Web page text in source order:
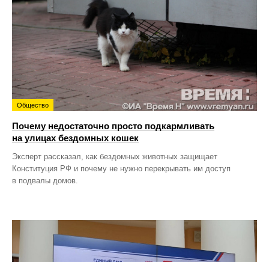
Общество
Почему недостаточно просто подкармливать
на улицах бездомных кошек
Эксперт рассказал, как бездомных животных защищает
Конституция РФ и почему не нужно перекрывать им доступ
в подвалы домов.